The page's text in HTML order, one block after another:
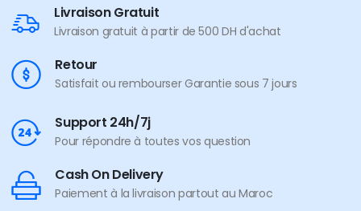
Livraison Gratuit
Livraison gratuit à partir de 500 DH d'achat
Retour
Satisfait ou rembourser Garantie sous 7 jours
Support 24h/7j
Pour répondre à toutes vos question
Cash On Delivery
Paiement à la livraison partout au Maroc